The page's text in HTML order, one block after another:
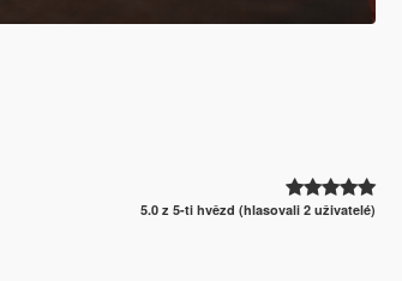
5.0 z 5-ti hvězd (hlasovali 2 uživatelé)